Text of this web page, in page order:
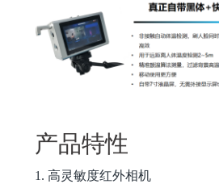
产品特性
1.高灵敏度红外相机